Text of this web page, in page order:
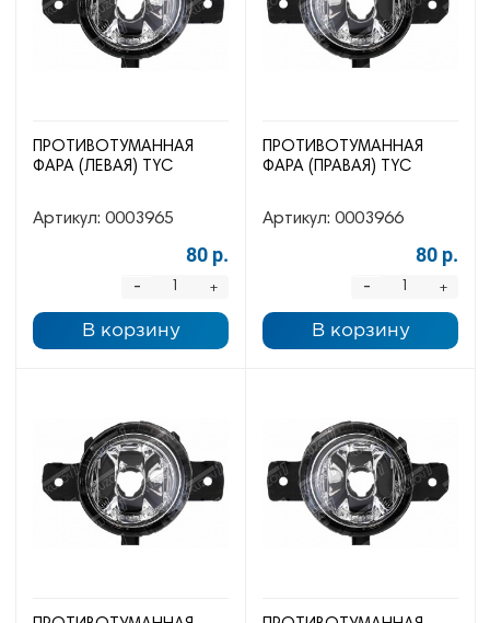
ПРОТИВОТУМАННАЯ
ФАРА (ЛЕВАЯ) TYC
Артикул: 0003965
80 р.
+
-
В корзину
ПРОТИВОТУМАННАЯ
ФАРА (ПРАВАЯ) TYC
Артикул: 0003966
80 р.
+
-
В корзину